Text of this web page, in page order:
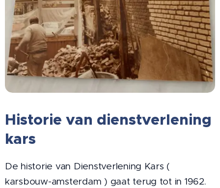
Historie van dienstverlening
kars
De historie van Dienstverlening Kars (
karsbouw-amsterdam ) gaat terug tot in 1962.